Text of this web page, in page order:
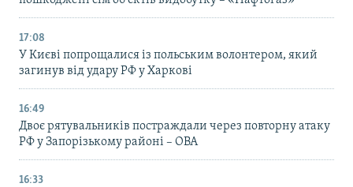
17:08
У Києві попрощалися із польським волонтером, який
загинув від удару РФ у Харкові
16:49
Двоє рятувальників постраждали через повторну атаку
РФ у Запорізькому районі – ОВА
16:33